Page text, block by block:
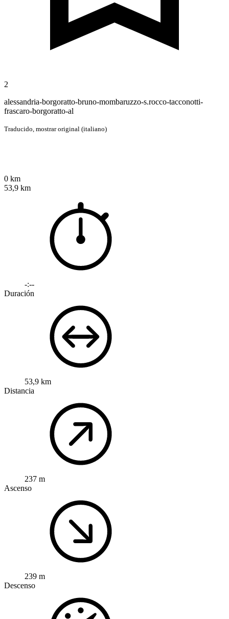
2
alessandria-borgoratto-bruno-mombaruzzo-s.rocco-tacconotti-
frascaro-borgoratto-al
Traducido, mostrar original (italiano)
0 km
53,9 km
-:--
Duración
53,9 km
Distancia
237 m
Ascenso
239 m
Descenso